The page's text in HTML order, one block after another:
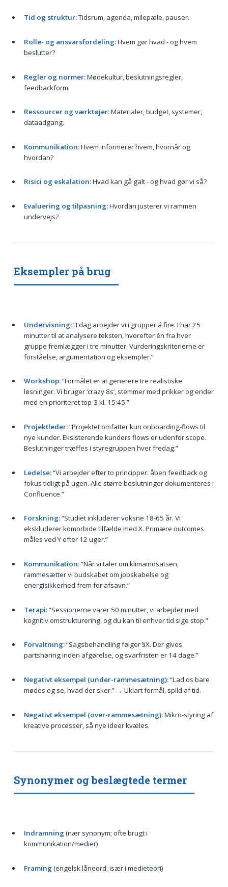
Tid og struktur:Tidsrum, agenda, milepæle, pauser.
Rolle- og ansvarsfordeling:Hvem gør hvad - og hvem
beslutter?
Regler og normer:Mødekultur, beslutningsregler,
feedbackform.
Ressourcer og værktøjer:Materialer, budget, systemer,
dataadgang.
Kommunikation:Hvem informerer hvem, hvornår og
hvordan?
Risici og eskalation:Hvad kan gå galt - og hvad gør vi så?
Evaluering og tilpasning:Hvordan justerer vi rammen
undervejs?
Eksempler på brug
Undervisning:“I dag arbejder vi i grupper á fire. I har 25
minutter til at analysere teksten, hvorefter én fra hver
gruppe fremlægger i tre minutter. Vurderingskriterierne er
forståelse, argumentation og eksempler.”
Workshop:“Formålet er at generere tre realistiske
løsninger. Vi bruger ‘crazy 8s’, stemmer med prikker og ender
med en prioriteret top-3 kl. 15:45.”
Projektleder:“Projektet omfatter kun onboarding-flows til
nye kunder. Eksisterende kunders flows er udenfor scope.
Beslutninger træffes i styregruppen hver fredag.”
Ledelse:“Vi arbejder efter to principper: åben feedback og
fokus tidligt på ugen. Alle større beslutninger dokumenteres i
Confluence.”
Forskning:“Studiet inkluderer voksne 18-65 år. Vi
ekskluderer komorbide tilfælde med X. Primære outcomes
måles ved Y efter 12 uger.”
Kommunikation:“Når vi taler om klimaindsatsen,
rammesætter vi budskabet om jobskabelse og
energisikkerhed frem for afsavn.”
Terapi:“Sessionerne varer 50 minutter, vi arbejder med
kognitiv omstrukturering, og du kan til enhver tid sige stop.”
Forvaltning:“Sagsbehandling følger §X. Der gives
partshøring inden afgørelse, og svarfristen er 14 dage.”
Negativt eksempel (under-rammesætning):“Lad os bare
mødes og se, hvad der sker.” → Uklart formål, spild af tid.
Negativt eksempel (over-rammesætning):Mikro-styring af
kreative processer, så nye ideer kvæles.
Synonymer og beslægtede termer
Indramning (nær synonym; ofte brugt i
kommunikation/medier)
Framing (engelsk låneord; især i medieteori)